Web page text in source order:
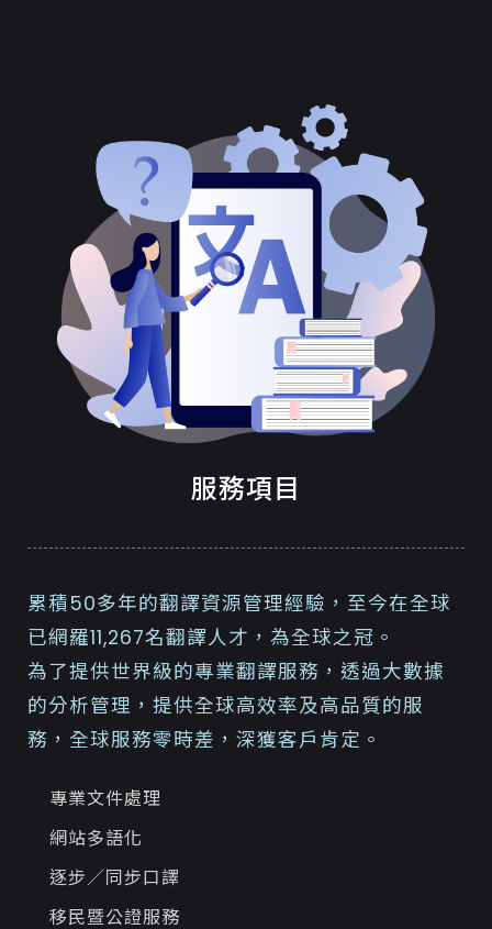
服務項目
累積50多年的翻譯資源管理經驗，至今在全球
已網羅11,267名翻譯人才，為全球之冠。
為了提供世界級的專業翻譯服務，透過大數據
的分析管理，提供全球高效率及高品質的服
務，全球服務零時差，深獲客戶肯定。
專業文件處理
網站多語化
逐步／同步口譯
移民暨公證服務